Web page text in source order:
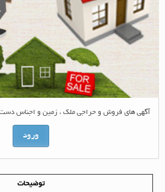
آگهی های فروش و حراجی ملک ، زمین و اجناس دست دو
ورود
توضیحات